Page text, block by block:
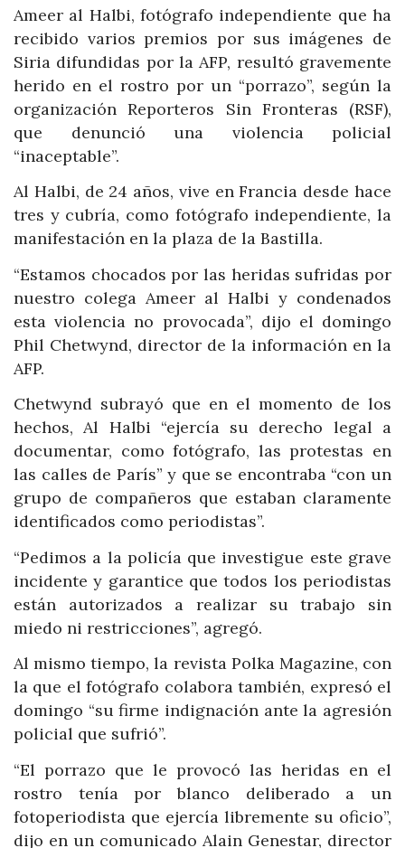
Ameer al Halbi, fotógrafo independiente que ha
recibido varios premios por sus imágenes de
Siria difundidas por la AFP, resultó gravemente
herido en el rostro por un “porrazo”, según la
organización Reporteros Sin Fronteras (RSF),
que denunció una violencia policial
“inaceptable”.
Al Halbi, de 24 años, vive en Francia desde hace
tres y cubría, como fotógrafo independiente, la
manifestación en la plaza de la Bastilla.
“Estamos chocados por las heridas sufridas por
nuestro colega Ameer al Halbi y condenados
esta violencia no provocada”, dijo el domingo
Phil Chetwynd, director de la información en la
AFP.
Chetwynd subrayó que en el momento de los
hechos, Al Halbi “ejercía su derecho legal a
documentar, como fotógrafo, las protestas en
las calles de París” y que se encontraba “con un
grupo de compañeros que estaban claramente
identificados como periodistas”.
“Pedimos a la policía que investigue este grave
incidente y garantice que todos los periodistas
están autorizados a realizar su trabajo sin
miedo ni restricciones”, agregó.
Al mismo tiempo, la revista Polka Magazine, con
la que el fotógrafo colabora también, expresó el
domingo “su firme indignación ante la agresión
policial que sufrió”.
“El porrazo que le provocó las heridas en el
rostro tenía por blanco deliberado a un
fotoperiodista que ejercía libremente su oficio”,
dijo en un comunicado Alain Genestar, director